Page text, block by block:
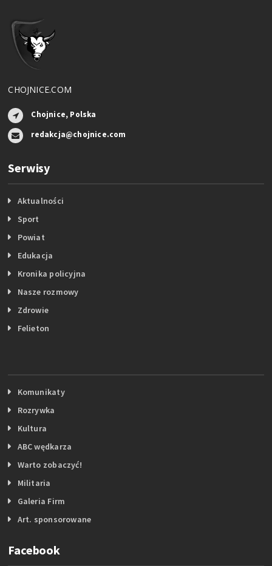
CHOJNICE.COM
Chojnice, Polska
redakcja@chojnice.com
Serwisy
Aktualności
Sport
Powiat
Edukacja
Kronika policyjna
Nasze rozmowy
Zdrowie
Felieton
Komunikaty
Rozrywka
Kultura
ABC wędkarza
Warto zobaczyć!
Militaria
Galeria Firm
Art. sponsorowane
Facebook